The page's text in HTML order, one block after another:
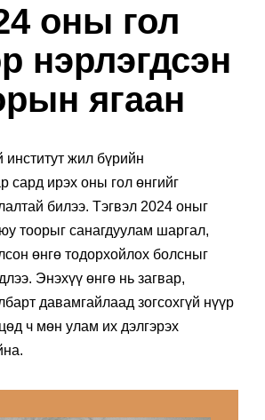
оны гол
нэрлэгдсэн
ягаан
институт жил бүрийн
сард ирэх оны гол өнгийг
билээ. Тэгвэл 2024 оныг
тоорыг санагдуулам шаргал,
өнгө тодорхойлох болсныг
Энэхүү өнгө нь загвар,
давамгайлаад зогсохгүй нүүр
ч мөн улам их дэлгэрэх